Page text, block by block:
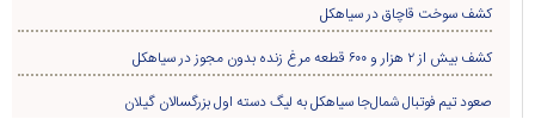
کشف سوخت قاچاق در سياهکل
کشف بیش از ۲ هزار و ۶۰۰ قطعه مرغ زنده بدون مجوز در سیاهکل
صعود تیم فوتبال شمال‌جا‌ سیاهکل به لیگ دسته اول بزرگسالان گیلان